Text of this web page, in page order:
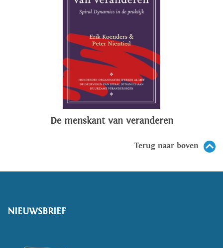
De menskant van veranderen
Terug naar boven
NIEUWSBRIEF